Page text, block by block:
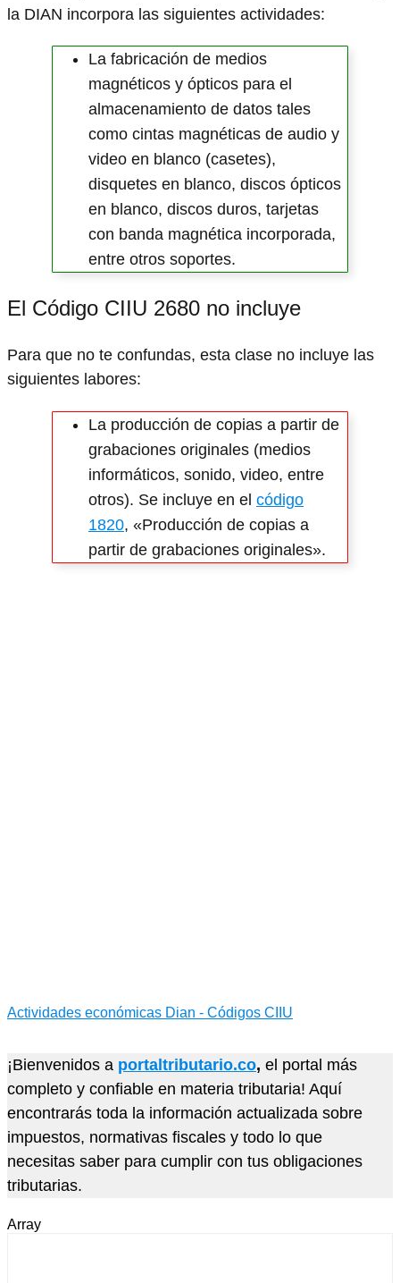
la DIAN incorpora las siguientes actividades:
La fabricación de medios
magnéticos y ópticos para el
almacenamiento de datos tales
como cintas magnéticas de audio y
video en blanco (casetes),
disquetes en blanco, discos ópticos
en blanco, discos duros, tarjetas
con banda magnética incorporada,
entre otros soportes.
El Código CIIU 2680 no incluye
Para que no te confundas, esta clase no incluye las
siguientes labores:
La producción de copias a partir de
grabaciones originales (medios
informáticos, sonido, video, entre
otros). Se incluye en el código
1820, «Producción de copias a
partir de grabaciones originales».
Actividades económicas Dian - Códigos CIIU
¡Bienvenidos a portaltributario.co, el portal más
completo y confiable en materia tributaria! Aquí
encontrarás toda la información actualizada sobre
impuestos, normativas fiscales y todo lo que
necesitas saber para cumplir con tus obligaciones
tributarias.
Array